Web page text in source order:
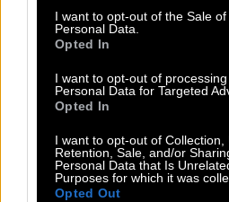
consent section.
I want to opt-out of the Sale of
Personal Data.
Opted In
I want to opt-out of
Personal Data for Targeted
Opted In
I want to opt-out of Collection,
Retention, Sale, and/or
Personal Data that Is
Purposes for which it was
Opted Out